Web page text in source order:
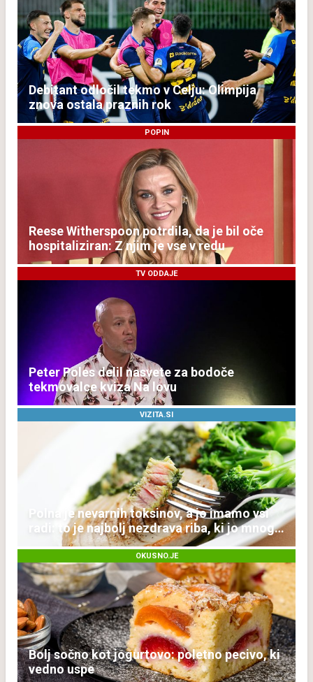
Debitant odločil tekmo v Celju: Olimpija
znova ostala praznih rok
POPIN
Reese Witherspoon potrdila, da je bil oče
hospitaliziran: Z njim je vse v redu
TV ODDAJE
Peter Poles delil nasvete za bodoče
tekmovalce kviza Na lovu
VIZITA.SI
Polna je nevarnih toksinov, a jo imamo vsi
radi: to je najbolj nezdrava riba, ki jo mnogi
redno uživajo
OKUSNO.JE
Bolj sočno kot jogurtovo: poletno pecivo, ki
vedno uspe